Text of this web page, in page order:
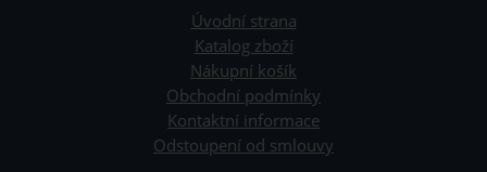
Úvodní strana
Katalog zboží
Nákupní košík
Obchodní podmínky
Kontaktní informace
Odstoupení od smlouvy